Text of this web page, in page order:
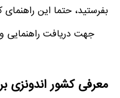
بفرستید، حتما این راهنمای
جهت دریافت راهنمایی
معرفی کشور اندونزی